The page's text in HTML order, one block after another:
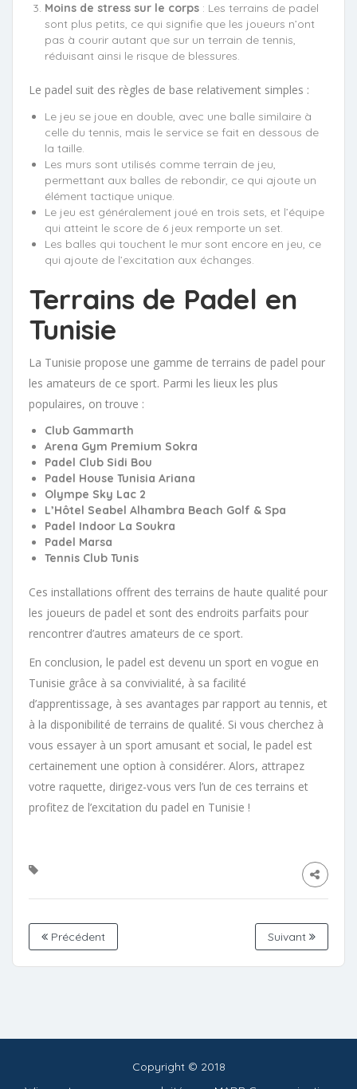
Moins de stress sur le corps : Les terrains de padel
sont plus petits, ce qui signifie que les joueurs n’ont
pas à courir autant que sur un terrain de tennis,
réduisant ainsi le risque de blessures.
Le padel suit des règles de base relativement simples :
Le jeu se joue en double, avec une balle similaire à
celle du tennis, mais le service se fait en dessous de
la taille.
Les murs sont utilisés comme terrain de jeu,
permettant aux balles de rebondir, ce qui ajoute un
élément tactique unique.
Le jeu est généralement joué en trois sets, et l’équipe
qui atteint le score de 6 jeux remporte un set.
Les balles qui touchent le mur sont encore en jeu, ce
qui ajoute de l’excitation aux échanges.
Terrains de Padel en
Tunisie
La Tunisie propose une gamme de terrains de padel pour
les amateurs de ce sport. Parmi les lieux les plus
populaires, on trouve :
Club Gammarth
Arena Gym Premium Sokra
Padel Club Sidi Bou
Padel House Tunisia Ariana
Olympe Sky Lac 2
L’Hôtel Seabel Alhambra Beach Golf & Spa
Padel Indoor La Soukra
Padel Marsa
Tennis Club Tunis
Ces installations offrent des terrains de haute qualité pour
les joueurs de padel et sont des endroits parfaits pour
rencontrer d’autres amateurs de ce sport.
En conclusion, le padel est devenu un sport en vogue en
Tunisie grâce à sa convivialité, à sa facilité
d’apprentissage, à ses avantages par rapport au tennis, et
à la disponibilité de terrains de qualité. Si vous cherchez à
vous essayer à un sport amusant et social, le padel est
certainement une option à considérer. Alors, attrapez
votre raquette, dirigez-vous vers l’un de ces terrains et
profitez de l’excitation du padel en Tunisie !
Précédent Suivant
Copyright © 2018